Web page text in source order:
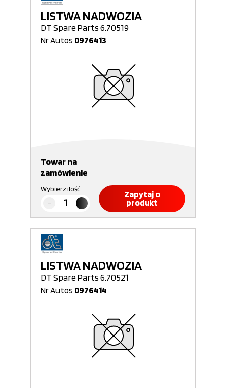
LISTWA NADWOZIA
DT Spare Parts 6.70519
Nr Autos 0976413
Towar na
zamówienie
Wybierz ilość
Zapytaj o
produkt
LISTWA NADWOZIA
DT Spare Parts 6.70521
Nr Autos 0976414